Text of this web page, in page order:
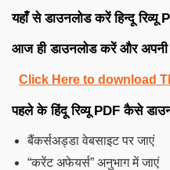
यहाँ से डाउनलोड करें हिन्दू रिव्यू
आज ही डाउनलोड करें और अपनी
Click Here to download
पहले के हिंदू रिव्यू PDF कैसे
बैंकर्सअड्डा वेबसाइट पर जाएं
“करेंट अफेयर्स” अनुभाग में जाएं